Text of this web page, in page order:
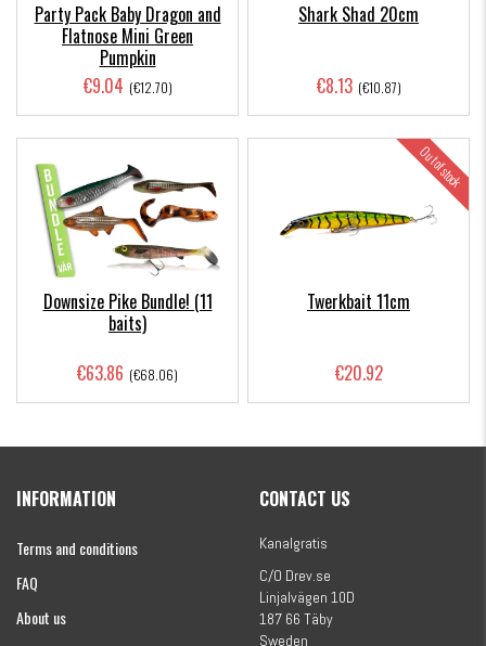
Party Pack Baby Dragon and
Flatnose Mini Green
Pumpkin
€9.04 (€12.70)
Shark Shad 20cm
€8.13 (€10.87)
Downsize Pike Bundle! (11
baits)
€63.86 (€68.06)
Twerkbait 11cm
Out of stock
€20.92
INFORMATION
Terms and conditions
FAQ
About us
CONTACT US
Kanalgratis
C/O Drev.se
Linjalvägen 10D
187 66 Täby
Sweden